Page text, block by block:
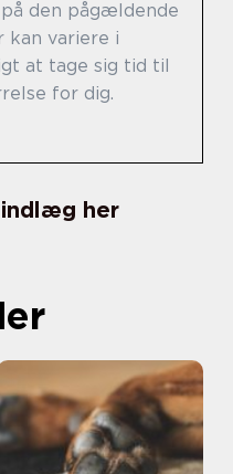
den pågældende
kan variere i
at tage sig tid til
for dig.
her